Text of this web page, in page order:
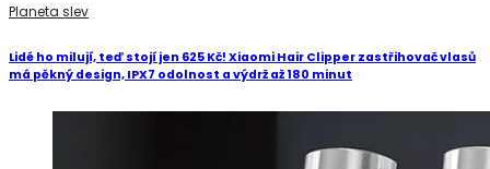
Planeta slev
Lidé ho milují, teď stojí jen 625 Kč! Xiaomi Hair Clipper zastřihovač vlasů
má pěkný design, IPX7 odolnost a výdrž až 180 minut